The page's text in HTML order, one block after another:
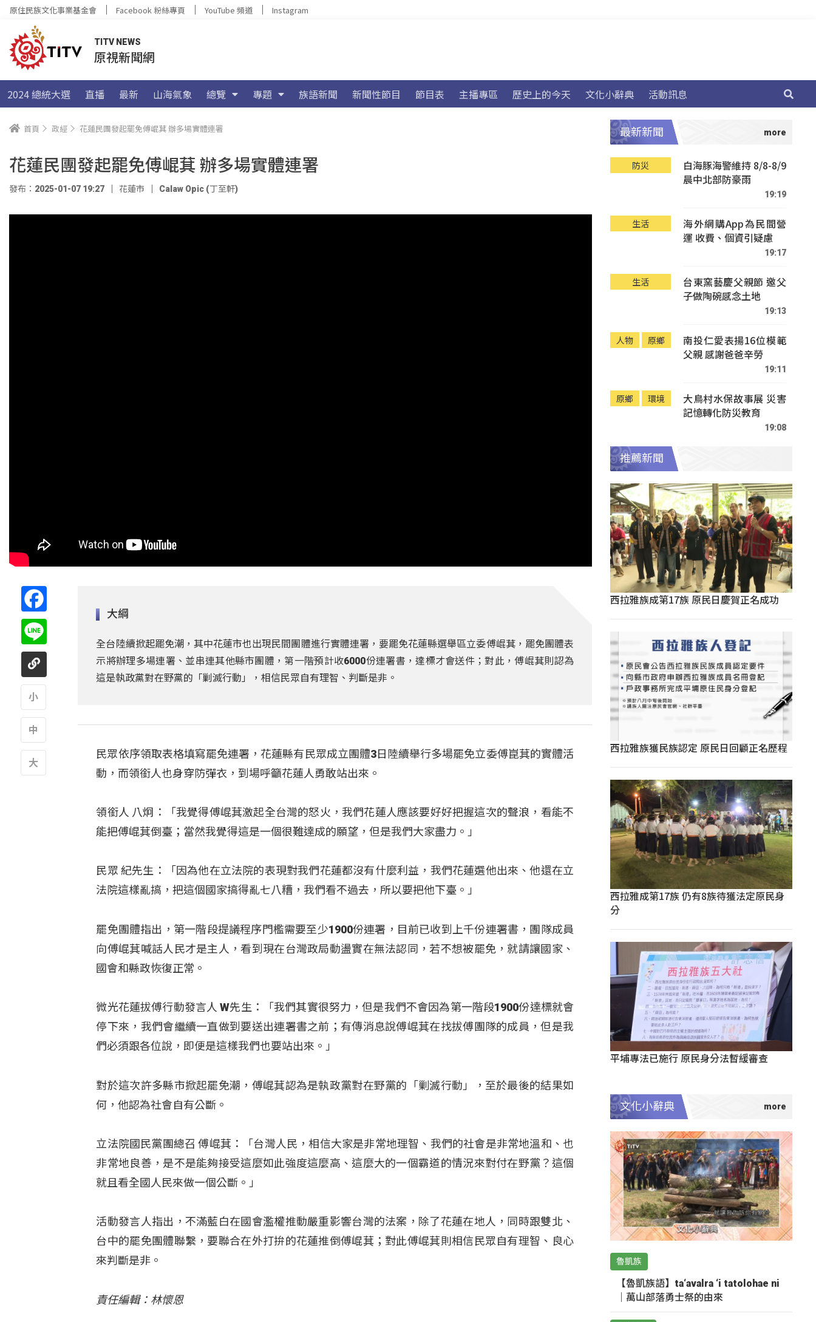
原住民族文化事業基金會 Facebook 粉絲專頁 YouTube 頻道 Instagram
TITV NEWS
原視新聞網
2024 總統大選 直播 最新 山海氣象 總覽 專題 族語新聞 新聞性節目 節目表 主播專區 歷史上的今天 文化小辭典 活動訊息
首頁 政經 花蓮民團發起罷免傅崐萁 辦多場實體連署
花蓮民團發起罷免傅崐萁 辦多場實體連署
發布：2025-01-07 19:27 花蓮市 Calaw Opic (丁至軒)
大綱
全台陸續掀起罷免潮，其中花蓮市也出現民間團體進行實體連署，要罷免花蓮縣選舉區立委傅崐萁，罷免團體表
示將辦理多場連署、並串連其他縣市團體，第一階預計收6000份連署書，達標才會送件；對此，傅崐萁則認為
這是執政黨對在野黨的「剿滅行動」，相信民眾自有理智、判斷是非。
民眾依序領取表格填寫罷免連署，花蓮縣有民眾成立團體3日陸續舉行多場罷免立委傅崑萁的實體活
動，而領銜人也身穿防彈衣，到場呼籲花蓮人勇敢站出來。
領銜人 八炯：「我覺得傅崐萁激起全台灣的怒火，我們花蓮人應該要好好把握這次的聲浪，看能不
能把傅崐萁倒臺；當然我覺得這是一個很難達成的願望，但是我們大家盡力。」
民眾 紀先生：「因為他在立法院的表現對我們花蓮都沒有什麼利益，我們花蓮選他出來、他還在立
法院這樣亂搞，把這個國家搞得亂七八糟，我們看不過去，所以要把他下臺。」
罷免團體指出，第一階段提議程序門檻需要至少1900份連署，目前已收到上千份連署書，團隊成員
向傅崐萁喊話人民才是主人，看到現在台灣政局動盪實在無法認同，若不想被罷免，就請讓國家、
國會和縣政恢復正常。
微光花蓮拔傅行動發言人 W先生：「我們其實很努力，但是我們不會因為第一階段1900份達標就會
停下來，我們會繼續一直做到要送出連署書之前；有傳消息說傅崐萁在找拔傅團隊的成員，但是我
們必須跟各位說，即便是這樣我們也要站出來。」
對於這次許多縣市掀起罷免潮，傅崐萁認為是執政黨對在野黨的「剿滅行動」，至於最後的結果如
何，他認為社會自有公斷。
立法院國民黨團總召 傅崐萁：「台灣人民，相信大家是非常地理智、我們的社會是非常地溫和、也
非常地良善，是不是能夠接受這麼如此強度這麼高、這麼大的一個霸道的情況來對付在野黨？這個
就且看全國人民來做一個公斷。」
活動發言人指出，不滿藍白在國會濫權推動嚴重影響台灣的法案，除了花蓮在地人，同時跟雙北、
台中的罷免團體聯繫，要聯合在外打拚的花蓮推倒傅崐萁；對此傅崐萁則相信民眾自有理智、良心
來判斷是非。
責任編輯：林懷恩
最新新聞
防災
白海豚海警維持 8/8-8/9
晨中北部防豪雨
19:19
生活
海外網購App為民間營
運 收費、個資引疑慮
19:17
生活
台東窯藝慶父親節 邀父
子做陶碗感念土地
19:13
人物 原鄉
南投仁愛表揚16位模範
父親 感謝爸爸辛勞
19:11
原鄉 環境
大鳥村水保故事展 災害
記憶轉化防災教育
19:08
推薦新聞
西拉雅族成第17族 原民日慶賀正名成功
西拉雅族獲民族認定 原民日回顧正名歷程
西拉雅成第17族 仍有8族待獲法定原民身
分
平埔專法已施行 原民身分法暫緩審查
文化小辭典
魯凱族
【魯凱族語】ta‘avalra ‘i tatolohae ni
｜萬山部落勇士祭的由來